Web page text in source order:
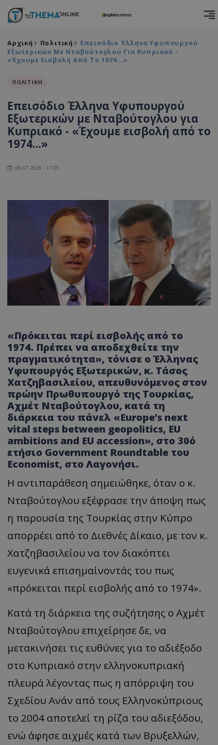
Αρχική Πολιτική
Επεισόδιο Έλληνα Υφυπουργού
Εξωτερικών Με Νταβούτογλου Για Κυπριακό -
«Έχουμε Εισβολή Από Το 1974...»
ΠΟΛΙΤΙΚΗ
Επεισόδιο Έλληνα Υφυπουργού
Εξωτερικών με Νταβούτογλου για
Κυπριακό - «Έχουμε εισβολή από το
1974...»
08.07.2026 - 17:01
«Πρόκειται περί εισβολής από το
1974. Πρέπει να αποδεχθείτε την
πραγματικότητα», τόνισε ο Έλληνας
Υφυπουργός Εξωτερικών, κ. Τάσος
Χατζηβασιλείου, απευθυνόμενος στον
πρώην Πρωθυπουργό της Τουρκίας,
Αχμέτ Νταβούτογλου, κατά τη
διάρκεια του πάνελ «Europe’s next
vital steps between geopolitics, EU
ambitions and EU accession», στο 30ό
ετήσιο Government Roundtable του
Economist, στο Λαγονήσι.
Η αντιπαράθεση σημειώθηκε, όταν ο κ.
Νταβούτογλου εξέφρασε την άποψη πως
η παρουσία της Τουρκίας στην Κύπρο
απορρέει από το Διεθνές Δίκαιο, με τον κ.
Χατζηβασιλείου να τον διακόπτει
ευγενικά επισημαίνοντάς του πως
«πρόκειται περί εισβολής από το 1974».
Κατά τη διάρκεια της συζήτησης ο Αχμέτ
Νταβούτογλου επιχείρησε δε, να
μετακινήσει τις ευθύνες για το αδιέξοδο
στο Κυπριακό στην ελληνοκυπριακή
πλευρά λέγοντας πως η απόρριψη του
Σχεδίου Ανάν από τους Ελληνοκύπριους
το 2004 αποτελεί τη ρίζα του αδιεξόδου,
ενώ άφησε αιχμές κατά των Βρυξελλών,